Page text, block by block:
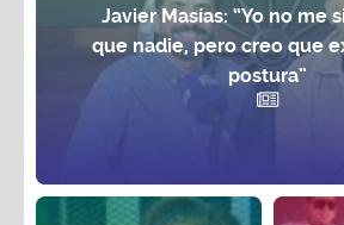
Javier Masías: “Yo no me
que nadie, pero creo que
postura”